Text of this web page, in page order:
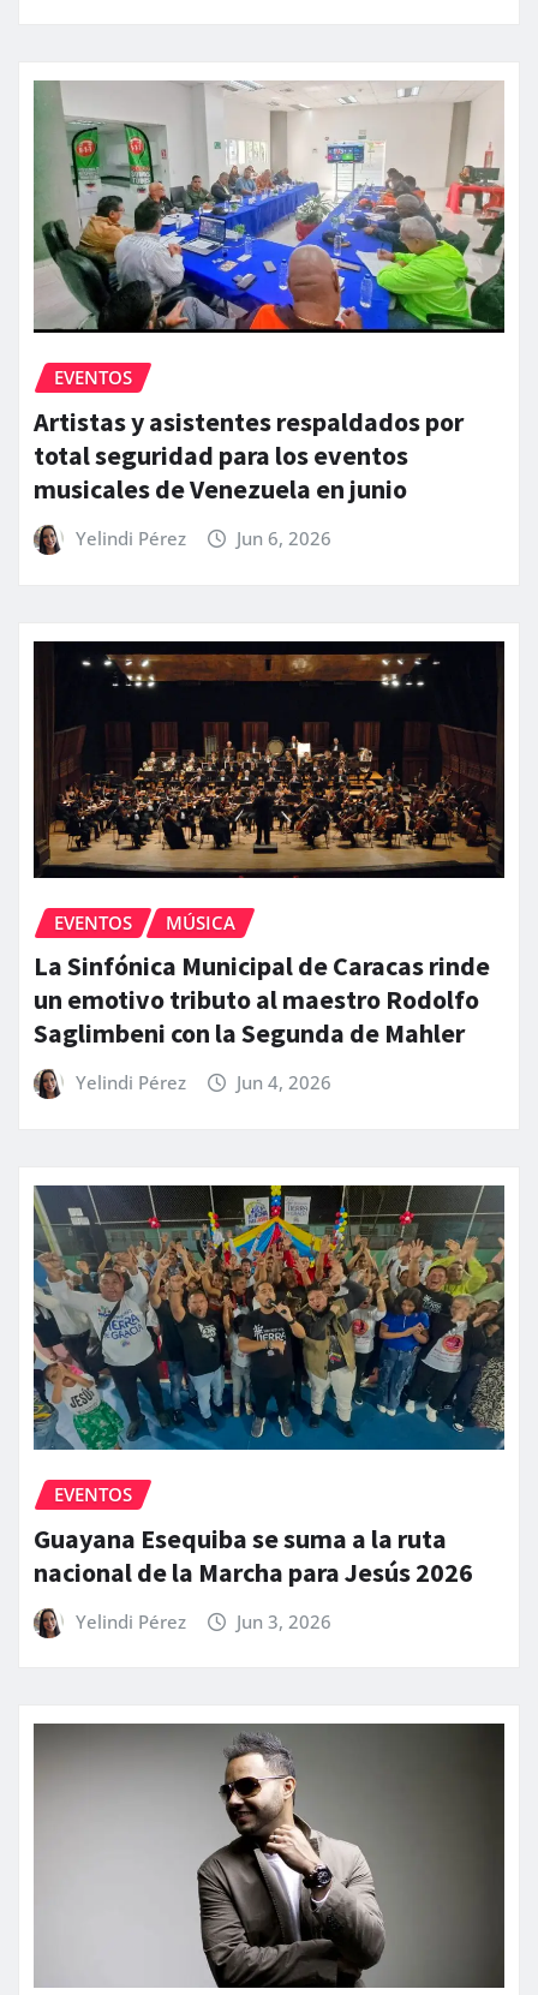
EVENTOS
Artistas y asistentes respaldados por
total seguridad para los eventos
musicales de Venezuela en junio
Yelindi Pérez Jun 6, 2026
EVENTOS MÚSICA
La Sinfónica Municipal de Caracas rinde
un emotivo tributo al maestro Rodolfo
Saglimbeni con la Segunda de Mahler
Yelindi Pérez Jun 4, 2026
EVENTOS
Guayana Esequiba se suma a la ruta
nacional de la Marcha para Jesús 2026
Yelindi Pérez Jun 3, 2026